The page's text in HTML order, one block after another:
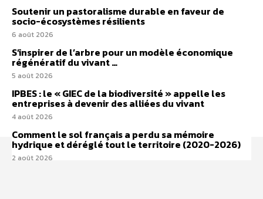
Soutenir un pastoralisme durable en faveur de
socio-écosystèmes résilients
6 août 2026
S’inspirer de l’arbre pour un modèle économique
régénératif du vivant …
5 août 2026
IPBES : le « GIEC de la biodiversité » appelle les
entreprises à devenir des alliées du vivant
4 août 2026
Comment le sol français a perdu sa mémoire
hydrique et déréglé tout le territoire (2020-2026)
2 août 2026